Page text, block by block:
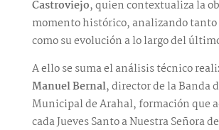
Castroviejo, quien contextualiza la
momento histórico, analizando tanto
como su evolución a lo largo del
A ello se suma el análisis técnico
Manuel Bernal, director de la Banda
Municipal de Arahal, formación que
cada Jueves Santo a Nuestra Señora